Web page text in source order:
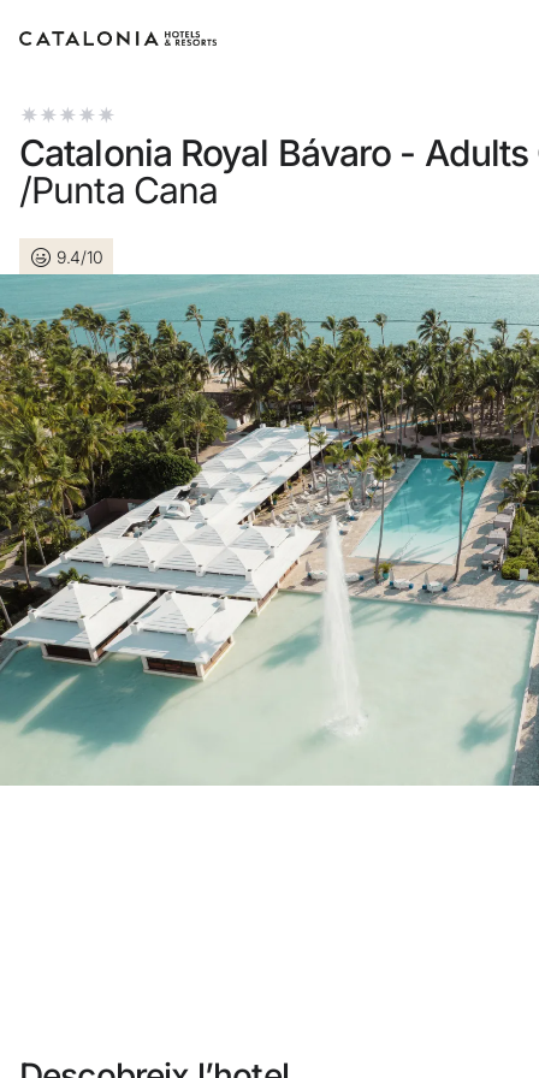
Inicia sessió al teu compte
Iniciar sessió
Has oblidat la teva contrasenya?
o utilitza una d'aquestes opcions
Entra amb Google
Inicia sessió només amb el mail
No t'has registrat encara ?
Crear-ne un compte
Gaudeix els beneficis de formar part de
Catalonia Royal Bávaro - Adults
/Punta Cana
9.4/10